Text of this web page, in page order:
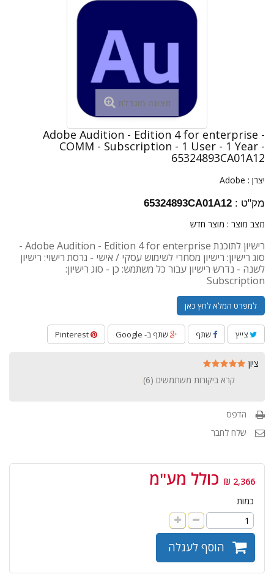
תצוגה מוגדלת
Adobe Audition - Edition 4 for enterprise -
COMM - Subscription - 1 User - 1 Year -
65324893CA01A12
יצרן : Adobe
מק"ט : 65324893CA01A12
מצב מוצר : מוצר חדש
רישיון לתוכנת Adobe Audition - Edition 4 for enterprise -
סוג רישיון: רישיון מסחרי לשימוש עסקי / אישי - גרסת רישוי: רישיון
לשנה - נדרש רישיון עבור כל משתמש: כן - סוג רישיון:
Subscription
למפרט המלא לחץ כאן
צייץ שתף שתף ב- Google
ציון
קרא ביקורות משתמשים (6
)
הדפס
שלח לחבר
2,366 ₪ כולל מע"מ
כמות
הוסף לעגלה